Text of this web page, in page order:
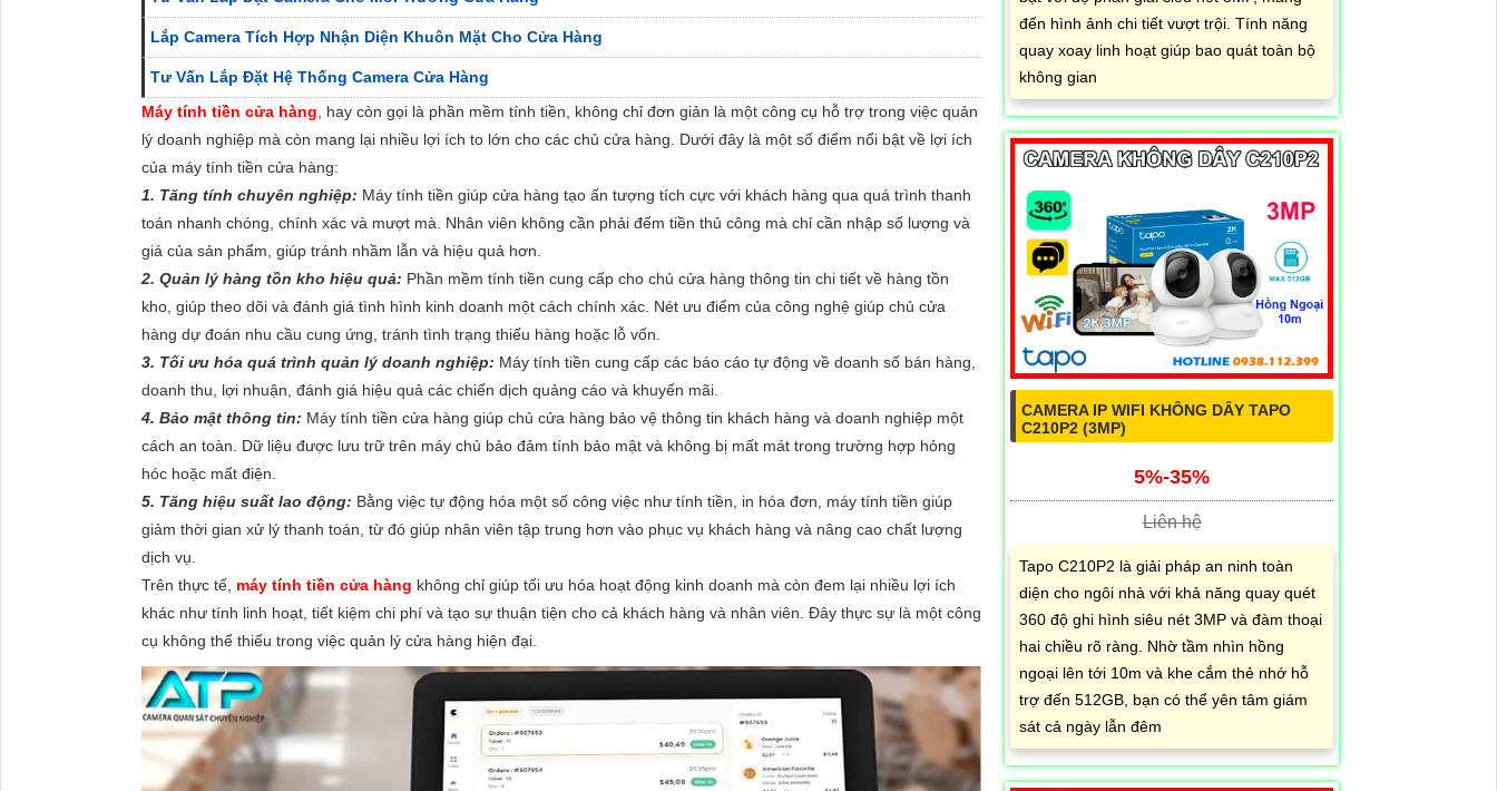
Lắp Camera Tích Hợp Nhận Diện Khuôn Mặt Cho Cửa Hàng
Tư Vấn Lắp Đặt Hệ Thống Camera Cửa Hàng
Máy tính tiền cửa hàng , hay còn gọi là phần mềm tính tiền, không chỉ đơn giản là một công cụ hỗ trợ trong việc quản
lý doanh nghiệp mà còn mang lại nhiều lợi ích to lớn cho các chủ cửa hàng. Dưới đây là một số điểm nổi bật về lợi ích
của máy tính tiền cửa hàng:
1. Tăng tính chuyên nghiệp: Máy tính tiền giúp cửa hàng tạo ấn tượng tích cực với khách hàng qua quá trình thanh
toán nhanh chóng, chính xác và mượt mà. Nhân viên không cần phải đếm tiền thủ công mà chỉ cần nhập số lượng và
giá của sản phẩm, giúp tránh nhầm lẫn và hiệu quả hơn.
2. Quản lý hàng tồn kho hiệu quả: Phần mềm tính tiền cung cấp cho chủ cửa hàng thông tin chi tiết về hàng tồn
kho, giúp theo dõi và đánh giá tình hình kinh doanh một cách chính xác. Nét ưu điểm của công nghệ giúp chủ cửa
hàng dự đoán nhu cầu cung ứng, tránh tình trạng thiếu hàng hoặc lỗ vốn.
3. Tối ưu hóa quá trình quản lý doanh nghiệp: Máy tính tiền cung cấp các báo cáo tự động về doanh số bán hàng,
doanh thu, lợi nhuận, đánh giá hiệu quả các chiến dịch quảng cáo và khuyến mãi.
4. Bảo mật thông tin: Máy tính tiền cửa hàng giúp chủ cửa hàng bảo vệ thông tin khách hàng và doanh nghiệp một
cách an toàn. Dữ liệu được lưu trữ trên máy chủ bảo đảm tính bảo mật và không bị mất mát trong trường hợp hỏng
hóc hoặc mất điện.
5. Tăng hiệu suất lao động: Bằng việc tự động hóa một số công việc như tính tiền, in hóa đơn, máy tính tiền giúp
giảm thời gian xử lý thanh toán, từ đó giúp nhân viên tập trung hơn vào phục vụ khách hàng và nâng cao chất lượng
dịch vụ.
Trên thực tế, máy tính tiền cửa hàng không chỉ giúp tối ưu hóa hoạt động kinh doanh mà còn đem lại nhiều lợi ích
khác như tính linh hoạt, tiết kiệm chi phí và tạo sự thuận tiện cho cả khách hàng và nhân viên. Đây thực sự là một công
cụ không thể thiếu trong việc quản lý cửa hàng hiện đại.
đến hình ảnh chi tiết vượt trội. Tính năng
quay xoay linh hoạt giúp bao quát toàn bộ
không gian
CAMERA IP WIFI KHÔNG DÂY TAPO
C210P2 (3MP)
5%-35%
Liên hệ
Tapo C210P2 là giải pháp an ninh toàn
diện cho ngôi nhà với khả năng quay quét
360 độ ghi hình siêu nét 3MP và đàm thoại
hai chiều rõ ràng. Nhờ tầm nhìn hồng
ngoại lên tới 10m và khe cắm thẻ nhớ hỗ
trợ đến 512GB, bạn có thể yên tâm giám
sát cả ngày lẫn đêm